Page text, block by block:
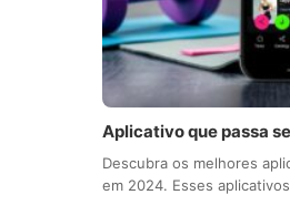
Aplicativo que passa
Descubra os melhores
em 2024. Esses